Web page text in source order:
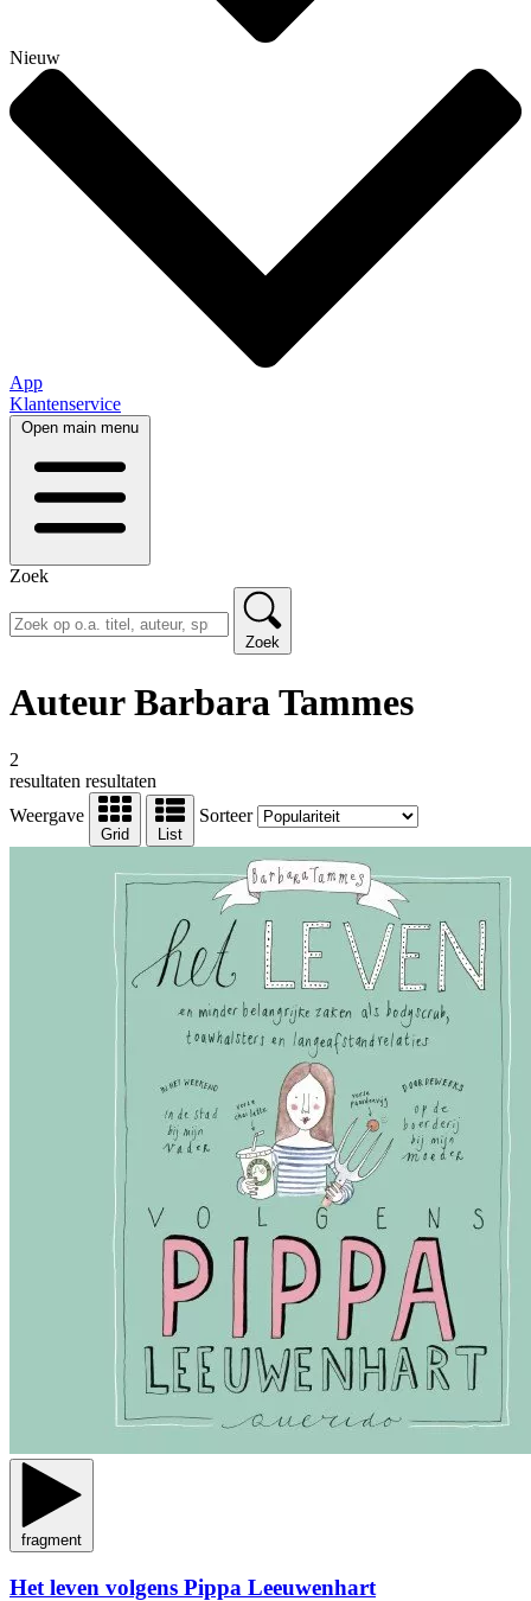
Nieuw
App
Klantenservice
Open main menu
Zoek
Zoek
Auteur Barbara Tammes
2
resultaten resultaten
Weergave
Grid List
Sorteer
fragment
Het leven volgens Pippa Leeuwenhart